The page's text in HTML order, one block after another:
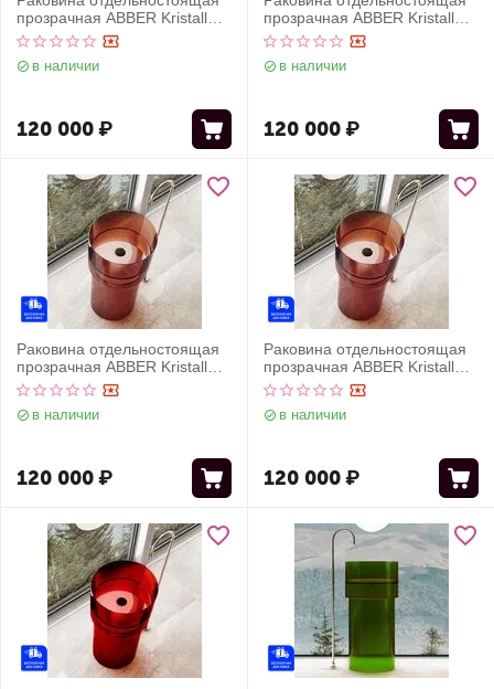
прозрачная ABBER Kristall
AT2701Onyx черная
в наличии
120 000₽
прозрачная ABBER Kristall
AT2701Onyx-H черная
в наличии
120 000₽
Раковина отдельностоящая
прозрачная ABBER Kristall
AT2701Opal коричневая
в наличии
120 000₽
Раковина отдельностоящая
прозрачная ABBER Kristall
AT2701Opal-H коричневая
в наличии
120 000₽